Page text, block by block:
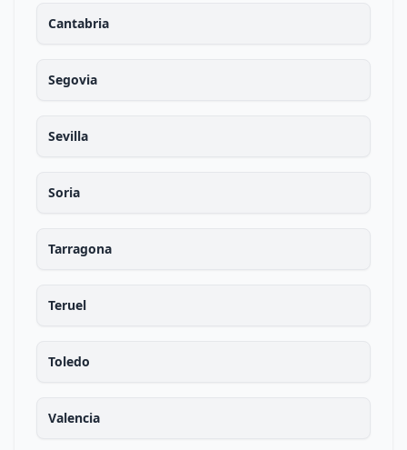
Cantabria
Segovia
Sevilla
Soria
Tarragona
Teruel
Toledo
Valencia